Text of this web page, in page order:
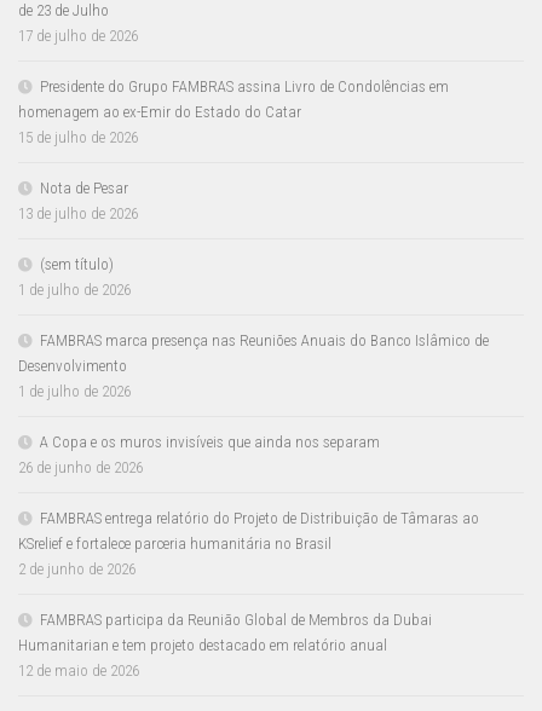
de 23 de Julho
17 de julho de 2026
Presidente do Grupo FAMBRAS assina Livro de Condolências em
homenagem ao ex-Emir do Estado do Catar
15 de julho de 2026
Nota de Pesar
13 de julho de 2026
(sem título)
1 de julho de 2026
FAMBRAS marca presença nas Reuniões Anuais do Banco Islâmico de
Desenvolvimento
1 de julho de 2026
A Copa e os muros invisíveis que ainda nos separam
26 de junho de 2026
FAMBRAS entrega relatório do Projeto de Distribuição de Tâmaras ao
KSrelief e fortalece parceria humanitária no Brasil
2 de junho de 2026
FAMBRAS participa da Reunião Global de Membros da Dubai
Humanitarian e tem projeto destacado em relatório anual
12 de maio de 2026